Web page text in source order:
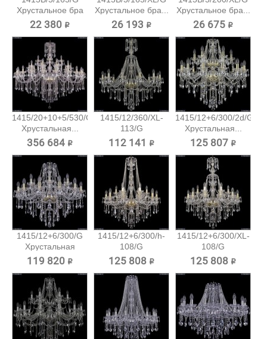
Хрустальное бра
Bohemia...
22 380 ₽
Хрустальное бра...
26 193 ₽
Хрустальное бра...
26 675 ₽
1415/20+10+5/530/G
Хрустальная...
356 684 ₽
1415/12/360/XL-
113/G
Хрустальная...
112 141 ₽
1415/12+6/300/2d/G
Хрустальная...
125 807 ₽
1415/12+6/300/G
Хрустальная
подвесная...
119 820 ₽
1415/12+6/300/h-
108/G
Хрустальная...
125 808 ₽
1415/12+6/300/XL-
108/G
Хрустальная...
125 808 ₽